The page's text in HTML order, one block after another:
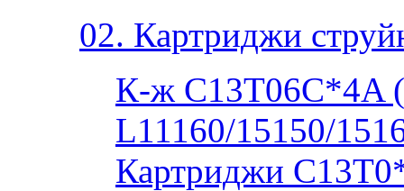
02. Картриджи
К-ж
L11160/15150/
Картриджи